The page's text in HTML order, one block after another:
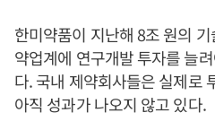
한미약품이 지난해 8조 원의
약업계에 연구개발 투자를 늘
다. 국내 제약회사들은 실제로
아직 성과가 나오지 않고 있다.